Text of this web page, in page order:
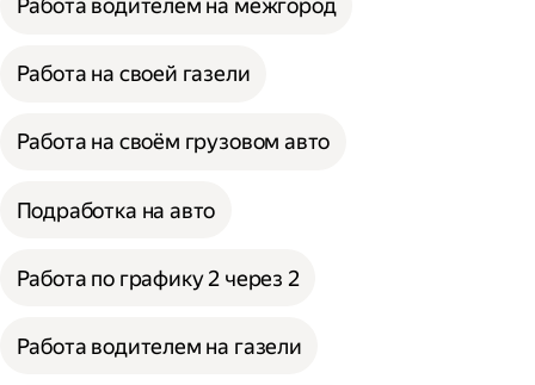
Работа водителем на межгород
Работа на своей газели
Работа на своём грузовом авто
Подработка на авто
Работа по графику 2 через 2
Работа водителем на газели